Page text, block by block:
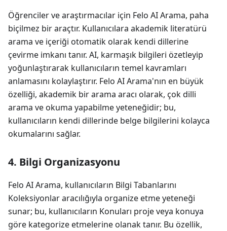
Öğrenciler ve araştırmacılar için Felo AI Arama, paha
biçilmez bir araçtır. Kullanıcılara akademik literatürü
arama ve içeriği otomatik olarak kendi dillerine
çevirme imkanı tanır. AI, karmaşık bilgileri özetleyip
yoğunlaştırarak kullanıcıların temel kavramları
anlamasını kolaylaştırır. Felo AI Arama'nın en büyük
özelliği, akademik bir arama aracı olarak, çok dilli
arama ve okuma yapabilme yeteneğidir; bu,
kullanıcıların kendi dillerinde belge bilgilerini kolayca
okumalarını sağlar.
4. Bilgi Organizasyonu
Felo AI Arama, kullanıcıların Bilgi Tabanlarını
Koleksiyonlar aracılığıyla organize etme yeteneği
sunar; bu, kullanıcıların Konuları proje veya konuya
göre kategorize etmelerine olanak tanır. Bu özellik,